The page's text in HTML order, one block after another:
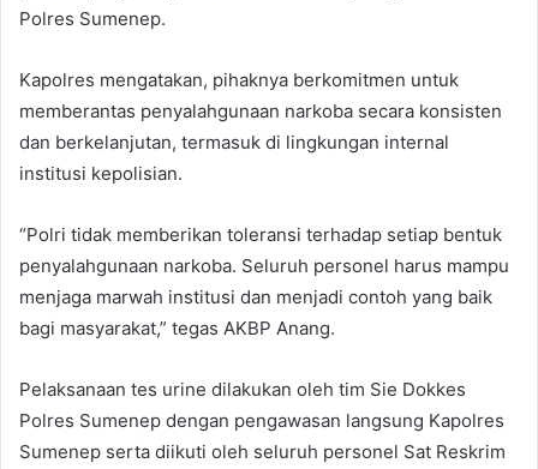
Polres Sumenep.
Kapolres mengatakan, pihaknya berkomitmen untuk
memberantas penyalahgunaan narkoba secara konsisten
dan berkelanjutan, termasuk di lingkungan internal
institusi kepolisian.
“Polri tidak memberikan toleransi terhadap setiap bentuk
penyalahgunaan narkoba. Seluruh personel harus mampu
menjaga marwah institusi dan menjadi contoh yang baik
bagi masyarakat,” tegas AKBP Anang.
Pelaksanaan tes urine dilakukan oleh tim Sie Dokkes
Polres Sumenep dengan pengawasan langsung Kapolres
Sumenep serta diikuti oleh seluruh personel Sat Reskrim